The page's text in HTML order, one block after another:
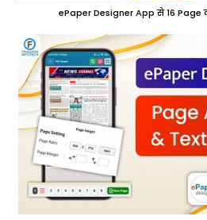
ePaper Designer App से 16 Page